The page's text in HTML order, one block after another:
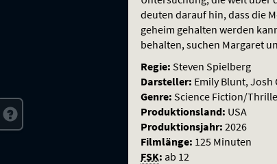
der
Wahrheit
deuten darauf hin, dass die
geheim gehalten werden
behalten, suchen Margaret
Regie: Steven Spielberg
Darsteller: Emily Blunt,
Genre: Science Fiction/
Produktionsland: USA
Produktionsjahr: 2026
Filmlänge: 125 Minuten
FSK: ab 12